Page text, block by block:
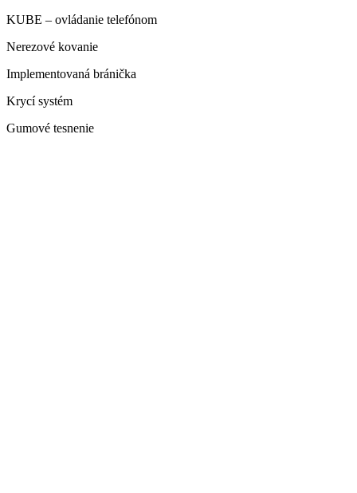
KUBE – ovládanie telefónom
Nerezové kovanie
Implementovaná bránička
Krycí systém
Gumové tesnenie